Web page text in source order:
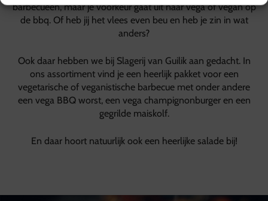
barbecueën, maar je voorkeur gaat uit naar vega of vegan op
de bbq. Of heb jij het vlees even beu en heb je zin in wat
anders?
Ook daar hebben we bij Slagerij van Guilik aan gedacht. In
ons assortiment vind je een heerlijk pakket voor een
vegetarische of veganistische barbecue met onder andere
een vega BBQ worst, een vega champignonburger en een
gegrilde maiskolf.
En daar hoort natuurlijk ook een heerlijke salade bij!